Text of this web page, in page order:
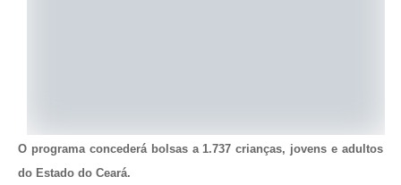
O programa concederá bolsas a 1.737 crianças, jovens e adultos
do Estado do Ceará.